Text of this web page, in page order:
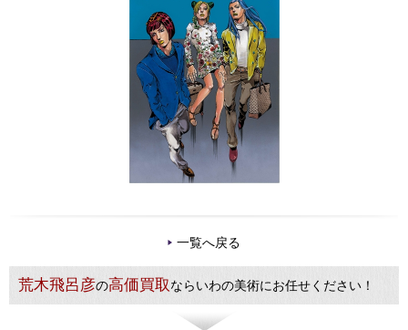
一覧へ戻る
荒木飛呂彦の高価買取ならいわの美術にお任せください！